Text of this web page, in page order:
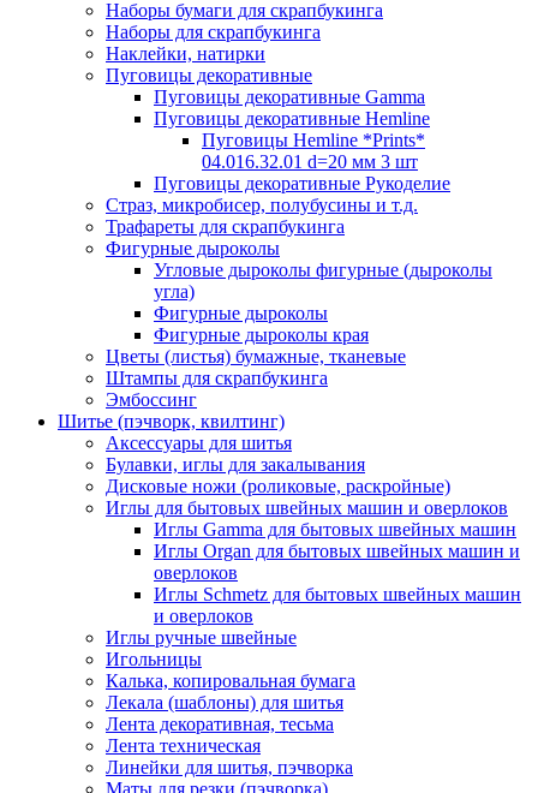
Наборы бумаги для скрапбукинга
Наборы для скрапбукинга
Наклейки, натирки
Пуговицы декоративные
Пуговицы декоративные Gamma
Пуговицы декоративные Hemline
Пуговицы Hemline *Prints*
04.016.32.01 d=20 мм 3 шт
Пуговицы декоративные Рукоделие
Страз, микробисер, полубусины и т.д.
Трафареты для скрапбукинга
Фигурные дыроколы
Угловые дыроколы фигурные (дыроколы
угла)
Фигурные дыроколы
Фигурные дыроколы края
Цветы (листья) бумажные, тканевые
Штампы для скрапбукинга
Эмбоссинг
Шитье (пэчворк, квилтинг)
Аксессуары для шитья
Булавки, иглы для закалывания
Дисковые ножи (роликовые, раскройные)
Иглы для бытовых швейных машин и оверлоков
Иглы Gamma для бытовых швейных машин
Иглы Organ для бытовых швейных машин и
оверлоков
Иглы Schmetz для бытовых швейных машин
и оверлоков
Иглы ручные швейные
Игольницы
Калька, копировальная бумага
Лекала (шаблоны) для шитья
Лента декоративная, тесьма
Лента техническая
Линейки для шитья, пэчворка
Маты для резки (пэчворка)